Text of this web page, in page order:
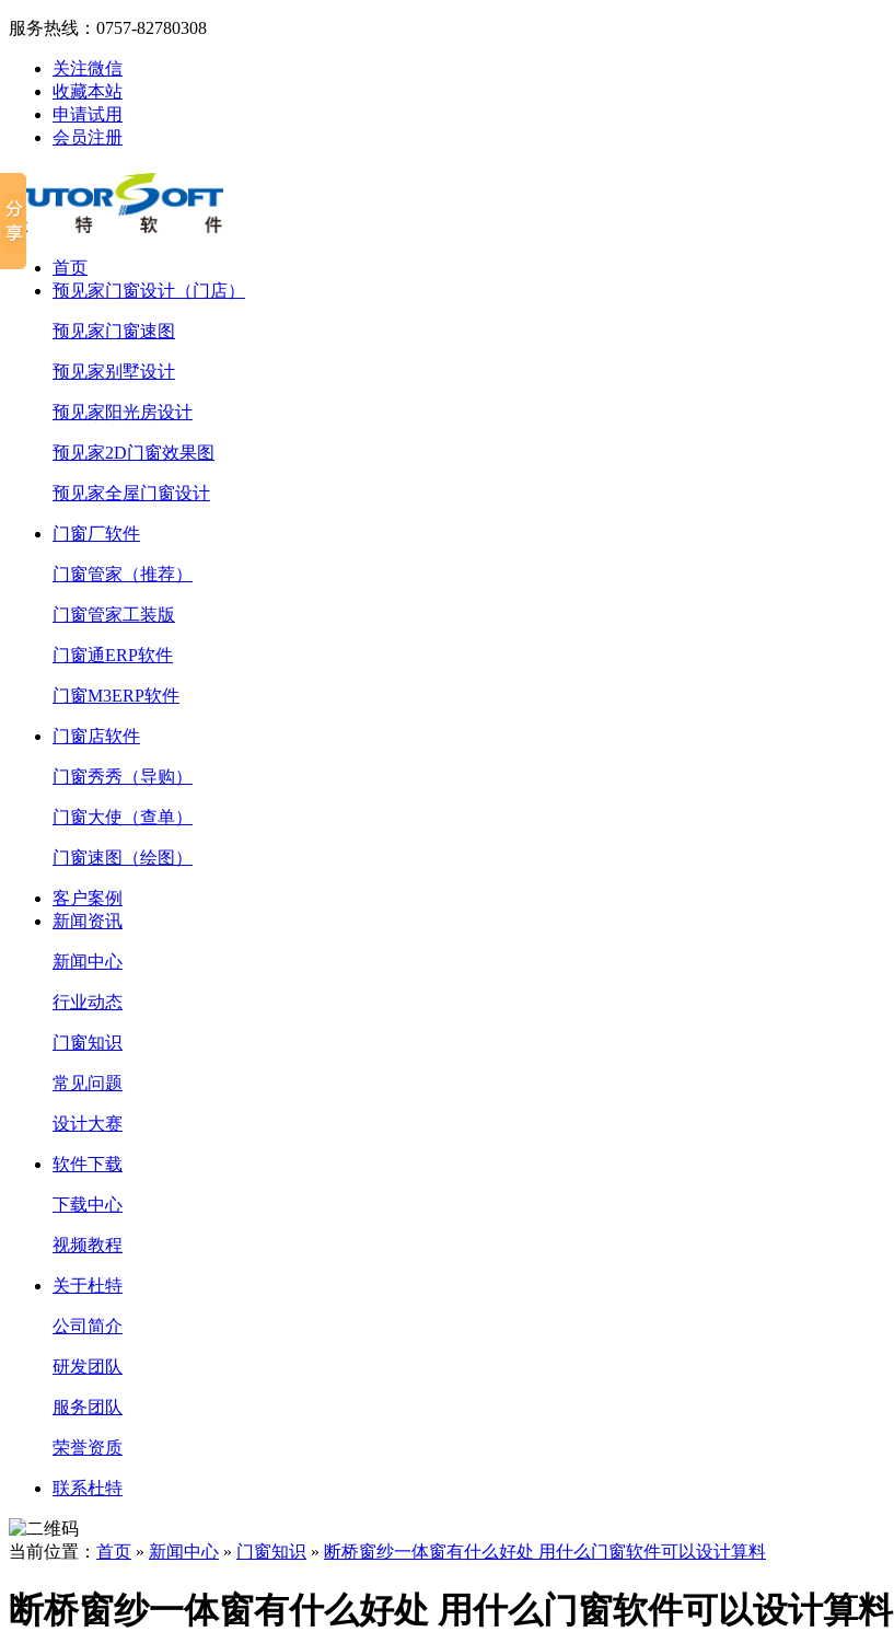
服务热线： 0757-82780308
关注微信
收藏本站
申请试用
会员注册
首页
预见家门窗设计（门店）
预见家门窗速图
预见家别墅设计
预见家阳光房设计
预见家2D门窗效果图
预见家全屋门窗设计
门窗厂软件
门窗管家（推荐）
门窗管家工装版
门窗通ERP软件
门窗M3ERP软件
门窗店软件
门窗秀秀（导购）
门窗大使（查单）
门窗速图（绘图）
客户案例
新闻资讯
新闻中心
行业动态
门窗知识
常见问题
设计大赛
软件下载
下载中心
视频教程
关于杜特
公司简介
研发团队
服务团队
荣誉资质
联系杜特
当前位置： 首页 » 新闻中心 » 门窗知识 » 断桥窗纱一体窗有什么好处 用什么门窗软件可以设计算料
断桥窗纱一体窗有什么好处 用什么门窗软件可以设计算料